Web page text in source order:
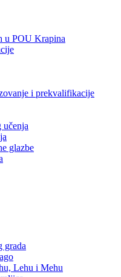
u POU Krapina
i prekvalifikacije
učenja
glazbe
grada
Lehu i Mehu